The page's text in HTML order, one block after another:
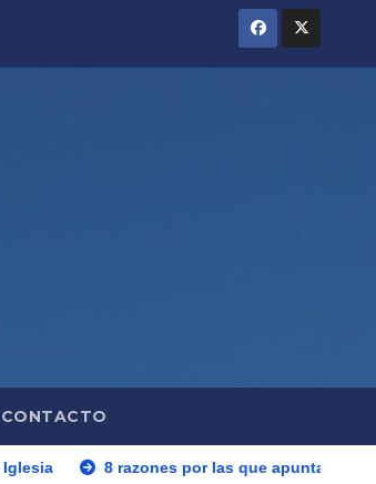
CONTACTO
por las que apuntar a tu hijo a